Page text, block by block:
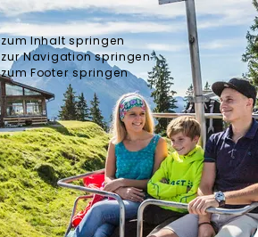
zum Inhalt springen
zur Navigation springen
zum Footer springen